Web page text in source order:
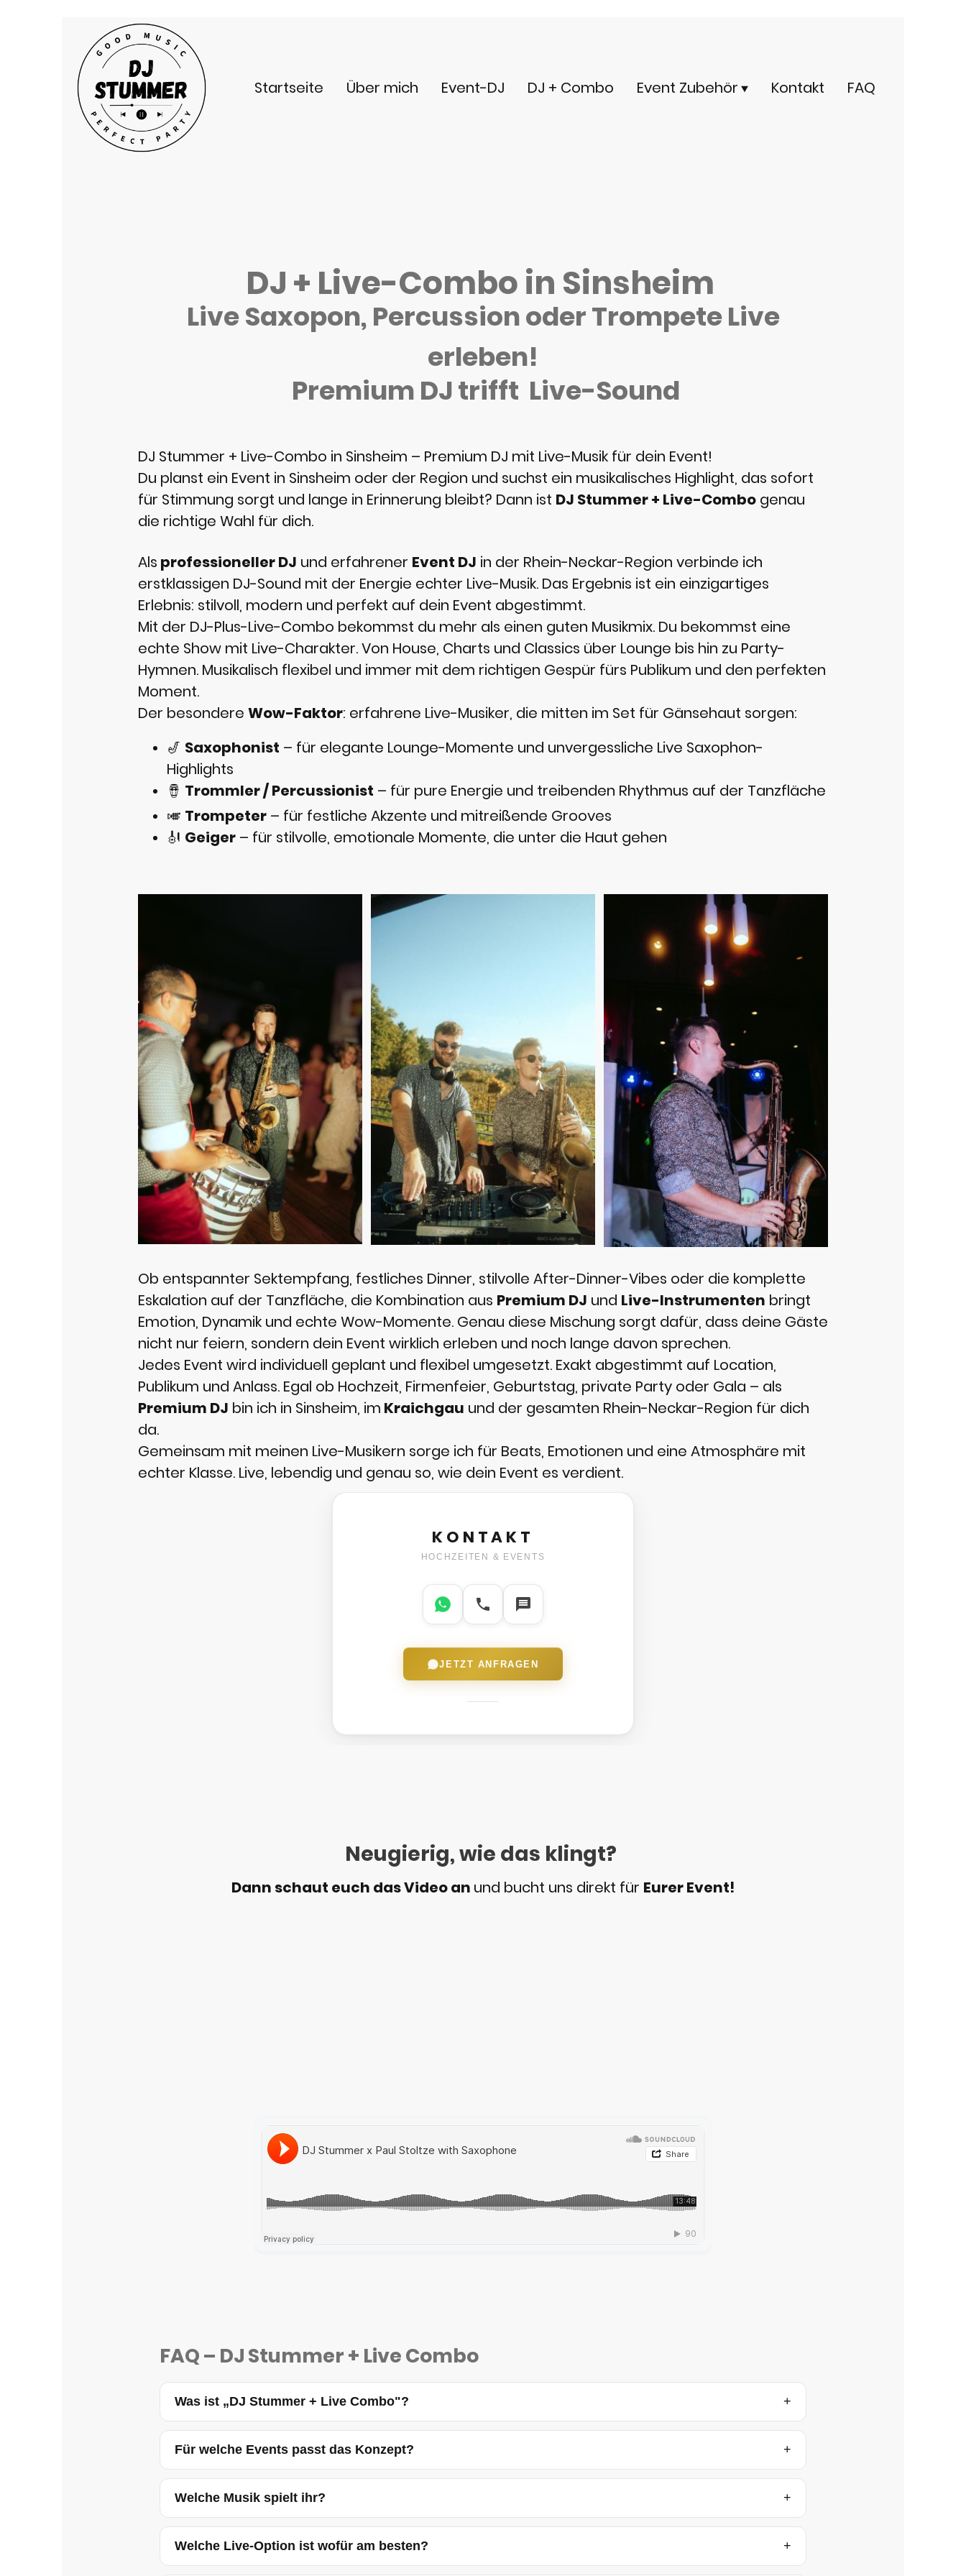
Startseite Über mich Event-DJ DJ + Combo Event Zubehör Kontakt FAQ
DJ + Live-Combo in Sinsheim
Live Saxopon, Percussion oder Trompete Live
erleben!
Premium DJ trifft Live-Sound
DJ Stummer + Live-Combo in Sinsheim – Premium DJ mit Live-Musik für dein Event!
Du planst ein Event in Sinsheim oder der Region und suchst ein musikalisches Highlight, das sofort
für Stimmung sorgt und lange in Erinnerung bleibt? Dann ist DJ Stummer + Live-Combo genau
die richtige Wahl für dich.
Als professioneller DJ und erfahrener Event DJ in der Rhein-Neckar-Region verbinde ich
erstklassigen DJ-Sound mit der Energie echter Live-Musik. Das Ergebnis ist ein einzigartiges
Erlebnis: stilvoll, modern und perfekt auf dein Event abgestimmt.
Mit der DJ-Plus-Live-Combo bekommst du mehr als einen guten Musikmix. Du bekommst eine
echte Show mit Live-Charakter. Von House, Charts und Classics über Lounge bis hin zu Party-
Hymnen. Musikalisch flexibel und immer mit dem richtigen Gespür fürs Publikum und den perfekten
Moment.
Der besondere Wow-Faktor: erfahrene Live-Musiker, die mitten im Set für Gänsehaut sorgen:
🎷 Saxophonist – für elegante Lounge-Momente und unvergessliche Live Saxophon-
Highlights
🪘 Trommler / Percussionist – für pure Energie und treibenden Rhythmus auf der Tanzfläche
🎺 Trompeter – für festliche Akzente und mitreißende Grooves
🎻 Geiger – für stilvolle, emotionale Momente, die unter die Haut gehen
Ob entspannter Sektempfang, festliches Dinner, stilvolle After-Dinner-Vibes oder die komplette
Eskalation auf der Tanzfläche, die Kombination aus Premium DJ und Live-Instrumenten bringt
Emotion, Dynamik und echte Wow-Momente. Genau diese Mischung sorgt dafür, dass deine Gäste
nicht nur feiern, sondern dein Event wirklich erleben und noch lange davon sprechen.
Jedes Event wird individuell geplant und flexibel umgesetzt. Exakt abgestimmt auf Location,
Publikum und Anlass. Egal ob Hochzeit, Firmenfeier, Geburtstag, private Party oder Gala – als
Premium DJ bin ich in Sinsheim, im Kraichgau und der gesamten Rhein-Neckar-Region für dich
da.
Gemeinsam mit meinen Live-Musikern sorge ich für Beats, Emotionen und eine Atmosphäre mit
echter Klasse. Live, lebendig und genau so, wie dein Event es verdient.
KONTAKT
HOCHZEITEN & EVENTS
JETZT ANFRAGEN
Dann schaut euch das Video an und bucht uns direkt für Eurer Event!
Neugierig, wie das klingt?
FAQ – DJ Stummer + Live Combo
Was ist „DJ Stummer + Live Combo"?
Für welche Events passt das Konzept?
Welche Musik spielt ihr?
Welche Live-Option ist wofür am besten?